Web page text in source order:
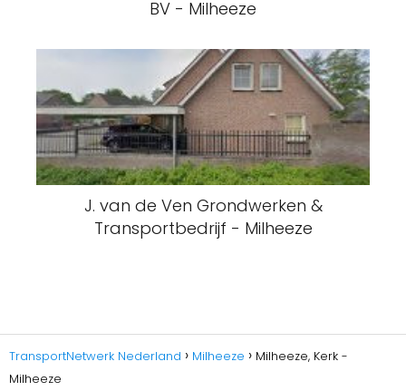
BV - Milheeze
J. van de Ven Grondwerken &
Transportbedrijf - Milheeze
TransportNetwerk Nederland Milheeze
Milheeze, Kerk -
Milheeze